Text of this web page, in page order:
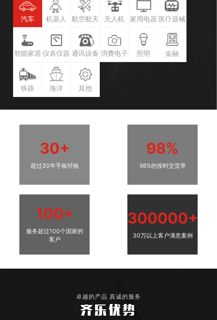
汽车 机器人 航空航天 无人机 家用电器 医疗器械
智能家居 仪表仪器 通讯设备 消费电子 照明 金融
铁路 海洋 其他
30+
超过30年手板经验
98%
98%的按时交货率
100+
服务超过100个国家的
客户
300000+
30万以上客户满意案例
卓越的产品 真诚的服务
齐乐优势